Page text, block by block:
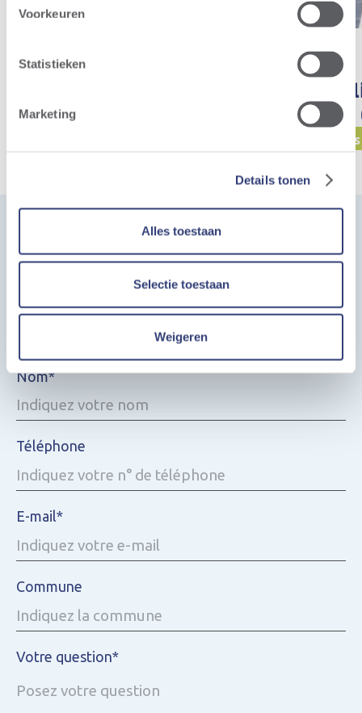
Voorkeuren
Statistieken
Marketing
Details tonen
Alles toestaan
Selectie toestaan
Weigeren
windturbine werkt?
Le parc
Parcs éoliens
Posez-nous une
question
Nom*
Téléphone
E-mail*
Commune
Votre question*